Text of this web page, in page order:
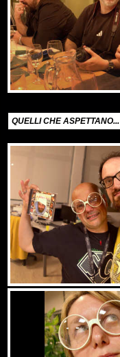
QUELLI CHE ASPETTANO...